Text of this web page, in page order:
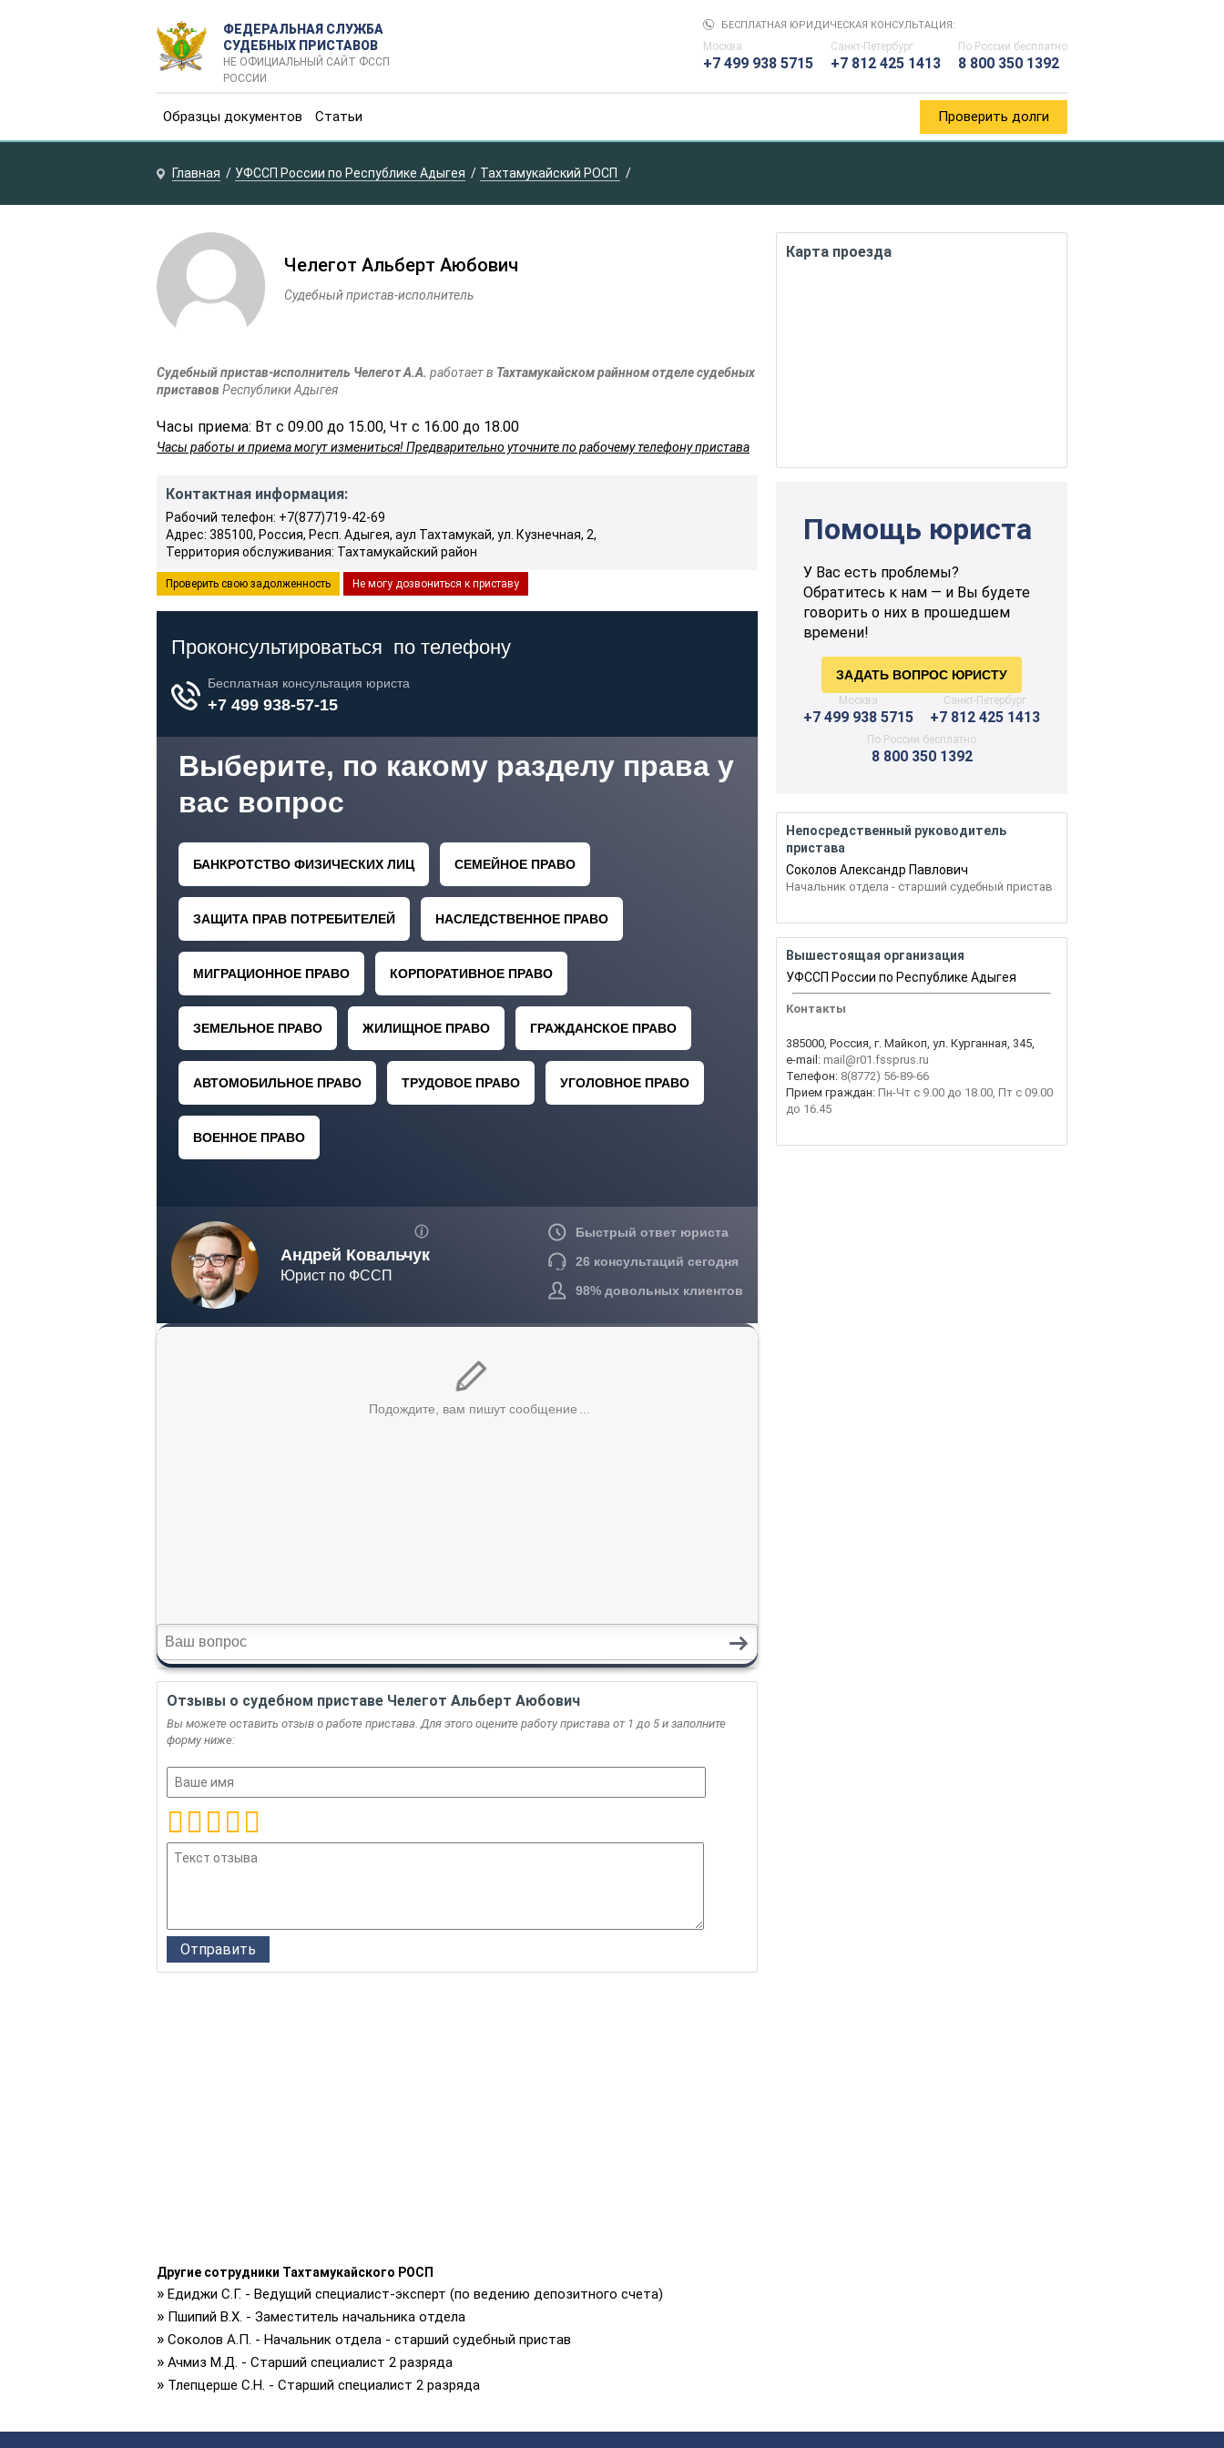
ФЕДЕРАЛЬНАЯ СЛУЖБА
СУДЕБНЫХ ПРИСТАВОВ
НЕ ОФИЦИАЛЬНЫЙ САЙТ ФССП
РОССИИ
БЕСПЛАТНАЯ ЮРИДИЧЕСКАЯ КОНСУЛЬТАЦИЯ:
Москва
+7 499 938 5715
Санкт-Петербург
+7 812 425 1413
По России бесплатно
8 800 350 1392
Образцы документов Статьи Проверить долги
Главная УФССП России по Республике Адыгея Тахтамукайский РОСП
Челегот Альберт Аюбович
Судебный пристав-исполнитель
Судебный пристав-исполнитель Челегот А.А. работает в Тахтамукайском райнном отделе судебных
приставов Республики Адыгея
Часы приема: Вт с 09.00 до 15.00, Чт с 16.00 до 18.00
Часы работы и приема могут измениться! Предварительно уточните по рабочему телефону пристава
Контактная информация:
Рабочий телефон: +7(877)719-42-69
Адрес: 385100, Россия, Респ. Адыгея, аул Тахтамукай, ул. Кузнечная, 2,
Территория обслуживания: Тахтамукайский район
Проверить свою задолженность Не могу дозвониться к приставу
Отзывы о судебном приставе Челегот Альберт Аюбович
Вы можете оставить отзыв о работе пристава. Для этого оцените работу пристава от 1 до 5 и заполните
форму ниже:
Другие сотрудники Тахтамукайского РОСП
» Едиджи С.Г. - Ведущий специалист-эксперт (по ведению депозитного счета)
» Пшипий В.Х. - Заместитель начальника отдела
» Соколов А.П. - Начальник отдела - старший судебный пристав
» Ачмиз М.Д. - Старший специалист 2 разряда
» Тлепцерше С.Н. - Старший специалист 2 разряда
Карта проезда
Помощь юриста
У Вас есть проблемы?
Обратитесь к нам — и Вы будете
говорить о них в прошедшем
времени!
Москва
+7 499 938 5715
Санкт-Петербург
+7 812 425 1413
По России бесплатно
8 800 350 1392
Непосредственный руководитель
пристава
Соколов Александр Павлович
Начальник отдела - старший судебный пристав
Вышестоящая организация
УФССП России по Республике Адыгея
Контакты
385000, Россия, г. Майкоп, ул. Курганная, 345,
e-mail: mail@r01.fssprus.ru
Телефон: 8(8772) 56-89-66
Прием граждан: Пн-Чт с 9.00 до 18.00, Пт с 09.00
до 16.45